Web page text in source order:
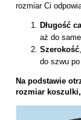
rozmiar Ci
Długość
aż do
Szerokość
do szwu
Na podstawie
rozmiar